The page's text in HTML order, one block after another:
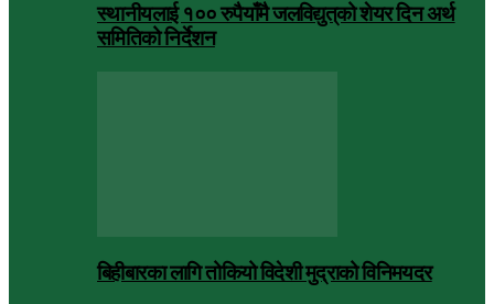
स्थानीयलाई १०० रुपैयाँमै जलविद्युत्‌को शेयर दिन अर्थ
समितिको निर्देशन
बिहीबारका लागि तोकियो विदेशी मुद्राको विनिमयदर